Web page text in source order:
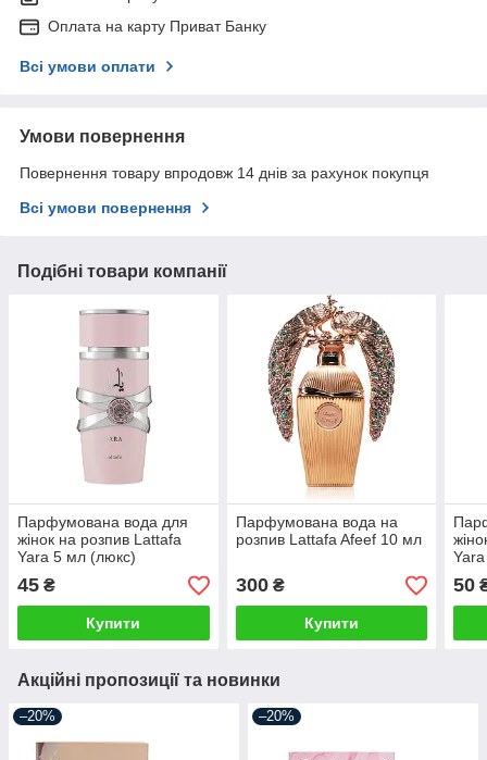
Оплата на карту Приват Банку
Всі умови оплати
Умови повернення
Повернення товару впродовж 14 днів за рахунок покупця
Всі умови повернення
Подібні товари компанії
Парфумована вода для
жінок на розпив Lattafa
Yara 5 мл (люкс)
45 ₴
Купити
Парфумована вода на
розпив Lattafa Afeef 10 мл
300₴
Купити
50
Акційні пропозиції та новинки
–20% –20%